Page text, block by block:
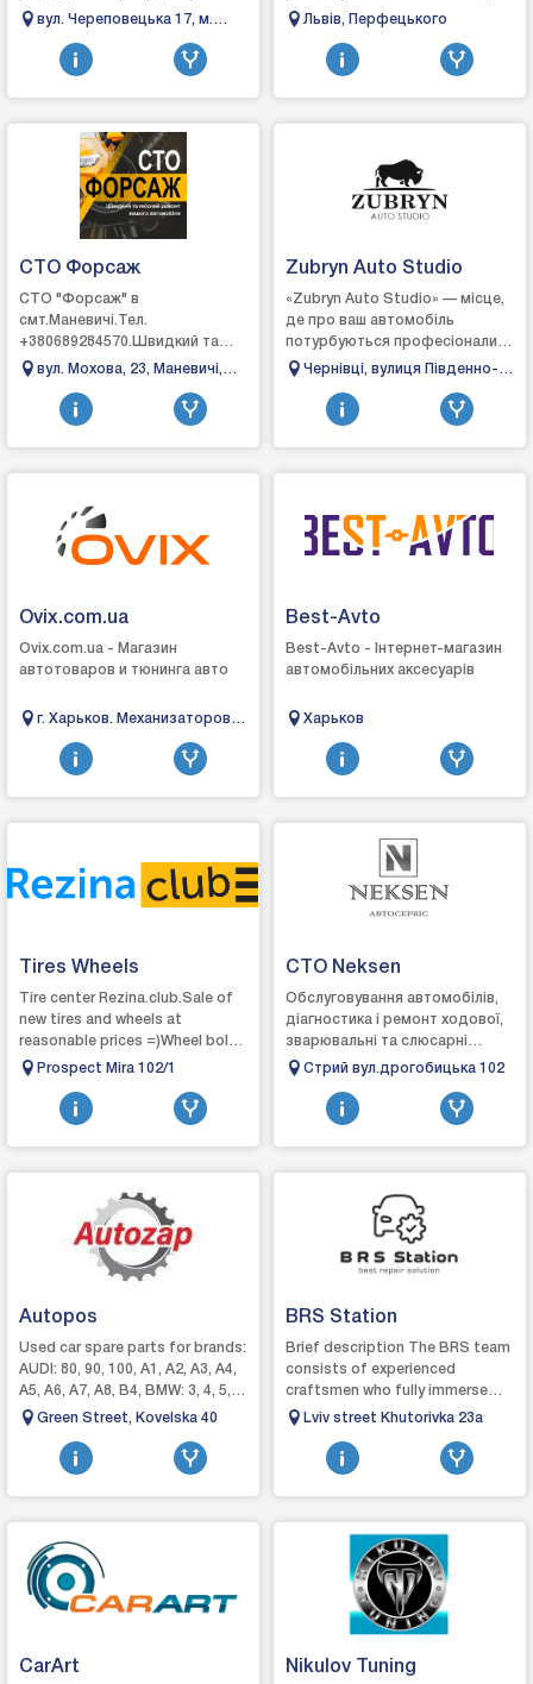
роздрібна торгівля
аксесуарами для тюнінг...
вул. Череповецька 17, м.
Чернівці
автомобілів: Глушники
Прокладки Гофри Тримач...
Львів, Перфецького
СТО Форсаж
СТО "Форсаж" в
смт.Маневичі.Тел.
+380689284570.Швидкий та
якісний ремонт вашого
автомобіля:- ходова частина;-
рульове обладнання;...
вул. Мохова, 23, Маневичі,
Волинська область
Zubryn Auto Studio
«Zubryn Auto Studio» — місце,
де про ваш автомобіль
потурбуються професіонали
своєї справи, що детально та
послуги відповід...
Чернівці, вулиця Південно-
Кільцева, 2в
Ovix.com.ua
Ovix.com.ua - Магазин
автотоваров и тюнинга авто
г. Харьков. Механизаторов,
Best-Avto
Best-Avto - Інтернет-магазин
автомобільних аксесуарів
Харьков
Tires Wheels
Tire center Rezina.club.Sale of
new tires and wheels at
reasonable prices =)Wheel bolts,
nuts, centering rings, spacers
Prospect Mira 102/1
СТО Neksen
Обслуговування автомобілів,
діагностика і ремонт ходової,
зварювальні та слюсарні
роботи, заміна привідних
фільтрів, шин...
Стрий вул.дрогобицька 102
Autopos
Used car spare parts for brands:
AUDI: 80, 90, 100, A1, A2, A3, A4,
A5, A6, A7, A8, B4, BMW: 3, 4, 5, 6,
7, 8, CITROEN C1 , C2, C3 ,, C5,
Green Street, Kovelska 40
BRS Station
Brief description The BRS team
consists of experienced
craftsmen who fully immerse
themselves in their work. We pay
Lviv street Khutorivka 23a
CarArt Nikulov Tuning